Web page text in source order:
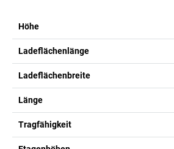
Höhe
Ladeflächenlänge
Ladeflächenbreite
Länge
Tragfähigkeit